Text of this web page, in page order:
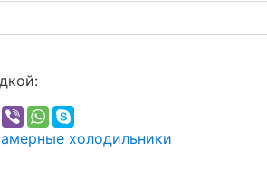
холодильники